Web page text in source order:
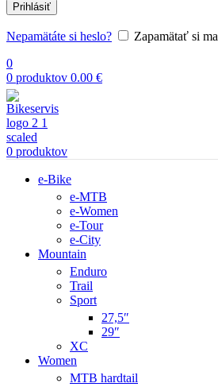
Prihlásiť
Nepamätáte si heslo?
Zapamätať si ma
0
0 produktov 0.00 €
0 produktov
e-Bike
e-MTB
e-Women
e-Tour
e-City
Mountain
Enduro
Trail
Sport
27,5″
29″
XC
Women
MTB hardtail